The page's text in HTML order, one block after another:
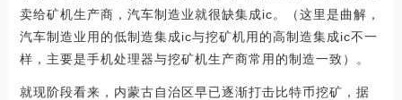
卖给矿机生产商，汽车制造业就很缺集成ic。（这里是曲解，
汽车制造业用的低制造集成ic与挖矿机用的高制造集成ic不一
样，主要是手机处理器与挖矿机生产商常用的制造一致）。
就现阶段看来，内蒙古自治区早已逐渐打击比特币挖矿，据